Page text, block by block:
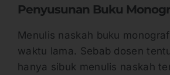
Penyusunan Buku
Menulis naskah buku
waktu lama. Sebab dosen
hanya sibuk menulis naskah